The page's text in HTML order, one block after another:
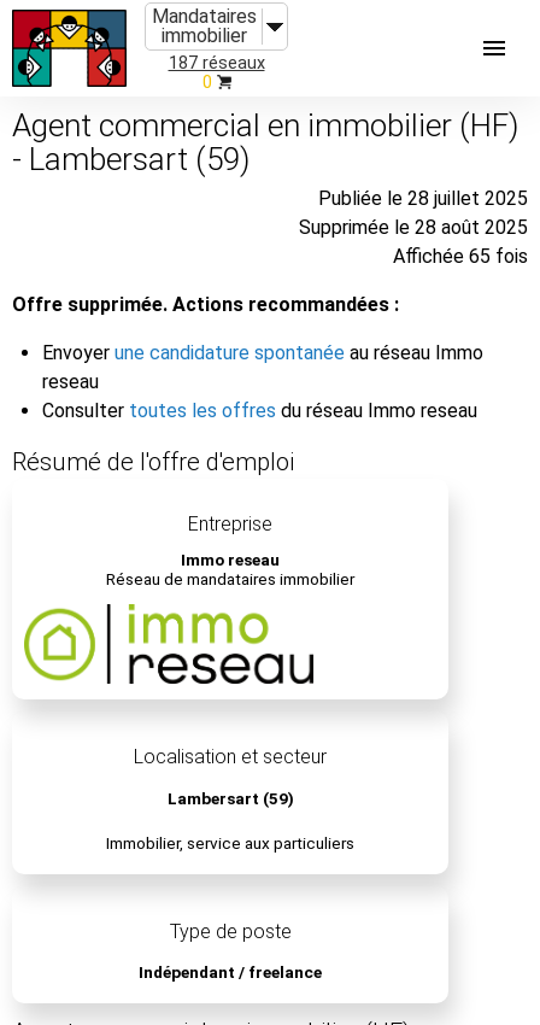
Mandataires
immobilier
187 réseaux
0
Agent commercial en immobilier (HF)
- Lambersart (59)
Publiée le 28 juillet 2025
Supprimée le 28 août 2025
Affichée 65 fois
Offre supprimée. Actions recommandées :
Envoyer une candidature spontanée au réseau Immo
reseau
Consulter toutes les offres du réseau Immo reseau
Résumé de l'offre d'emploi
Entreprise
Immo reseau
Réseau de mandataires immobilier
Localisation et secteur
Lambersart (59)
Immobilier, service aux particuliers
Type de poste
Indépendant / freelance